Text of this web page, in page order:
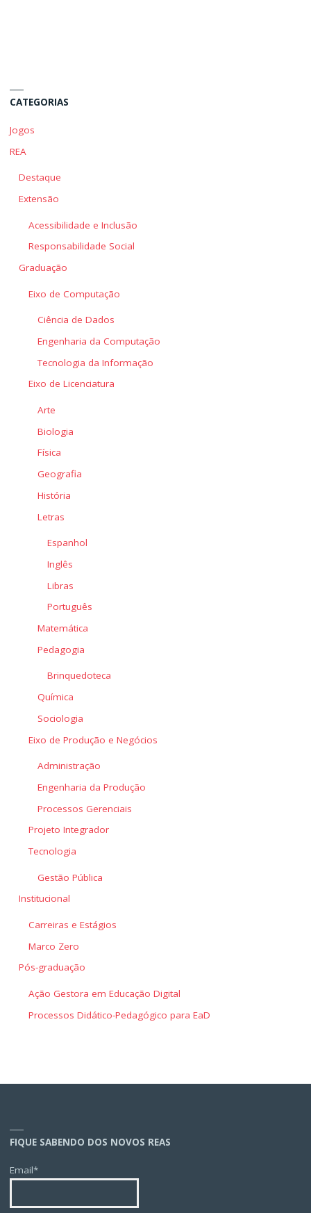
CATEGORIAS
Jogos
REA
Destaque
Extensão
Acessibilidade e Inclusão
Responsabilidade Social
Graduação
Eixo de Computação
Ciência de Dados
Engenharia da Computação
Tecnologia da Informação
Eixo de Licenciatura
Arte
Biologia
Física
Geografia
História
Letras
Espanhol
Inglês
Libras
Português
Matemática
Pedagogia
Brinquedoteca
Química
Sociologia
Eixo de Produção e Negócios
Administração
Engenharia da Produção
Processos Gerenciais
Projeto Integrador
Tecnologia
Gestão Pública
Institucional
Carreiras e Estágios
Marco Zero
Pós-graduação
Ação Gestora em Educação Digital
Processos Didático-Pedagógico para EaD
FIQUE SABENDO DOS NOVOS REAS
Email*